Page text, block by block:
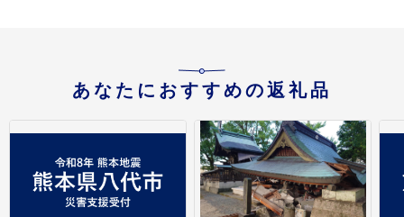
あなたにおすすめの返礼品